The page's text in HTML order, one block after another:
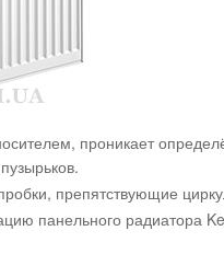
проникает
препятствующие
панельного радиатора